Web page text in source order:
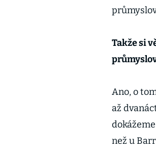
Takže si
Ano, o
až
než u